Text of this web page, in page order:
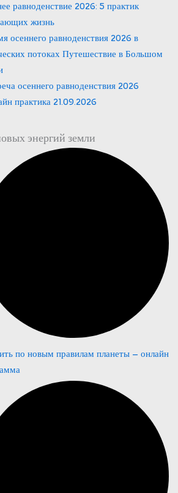
равноденствие 2026: 5 практик
жизнь
осеннего равноденствия 2026 в
потоках Путешествие в Большом
осеннего равноденствия 2026
практика 21.09.2026
энергий земли
по новым правилам планеты – онлайн